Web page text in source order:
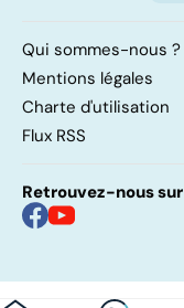
Qui sommes-nous ?
Mentions légales
Charte d'utilisation
Flux RSS
Retrouvez-nous sur